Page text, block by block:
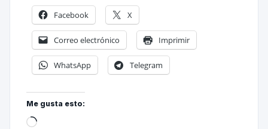
Facebook X
Correo electrónico Imprimir
WhatsApp Telegram
Me gusta esto: